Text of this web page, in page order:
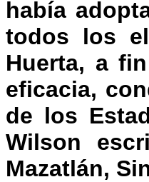
había
todos los
Huerta, a
eficacia,
de los
Wilson
Mazatlán,